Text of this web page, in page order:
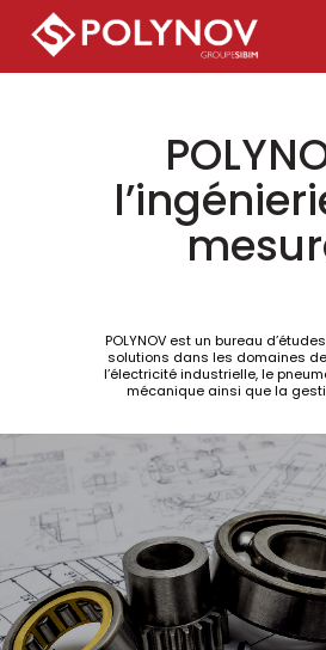
POLYNOV est un bureau
solutions dans les domaines
l’électricité industrielle, le
mécanique ainsi que la